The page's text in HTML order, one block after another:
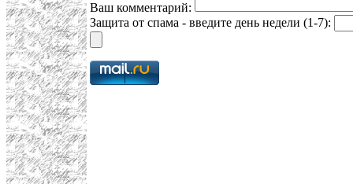
Ваш комментарий:
Защита от спама - введите день недели (1-7):